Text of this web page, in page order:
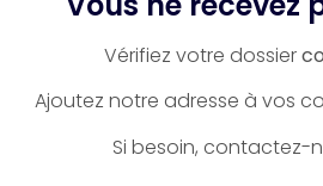
Vérifiez votre dossier
Ajoutez notre adresse à vos
Si besoin,